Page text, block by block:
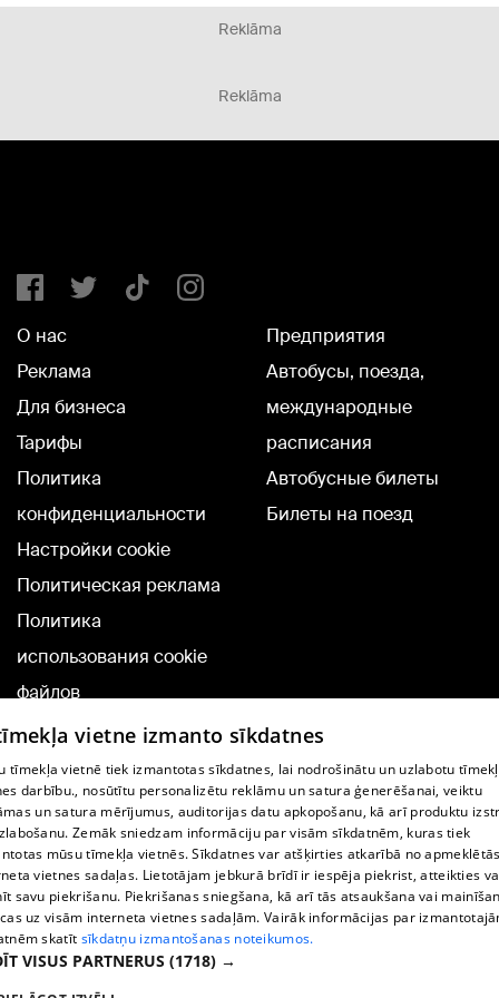
Reklāma
Reklāma
О нас
Реклама
Для бизнеса
Тарифы
Политика
конфиденциальности
Настройки cookie
Политическая реклама
Политика
использования cookie
файлов
Добавление
комментариев
Предприятия
Автобусы, поезда,
международные
расписания
Автобусные билеты
Билеты на поезд
TВ-программа
Условия договора
360 Ziņu kontakti
Helio Media
Служба помощи портала: э-почта -
vietne izmanto sīkdatnes
tīmekļa vietnē tiek izmantotas sīkdatnes, lai nodrošinātu un uzlabotu
darbību., nosūtītu personalizētu reklāmu un satura ģenerēšanai, veiktu
un satura mērījumus, auditorijas datu apkopošanu, kā arī produktu
Zemāk sniedzam informāciju par visām sīkdatnēm, kuras tiek
mūsu tīmekļa vietnēs. Sīkdatnes var atšķirties atkarībā no
vietnes sadaļas. Lietotājam jebkurā brīdī ir iespēja piekrist, atteikties
savu piekrišanu. Piekrišanas sniegšana, kā arī tās atsaukšana vai
uz visām interneta vietnes sadaļām. Vairāk informācijas par
skatīt sīkdatņu izmantošanas noteikumos.
VISUS PARTNERUS (1718) →